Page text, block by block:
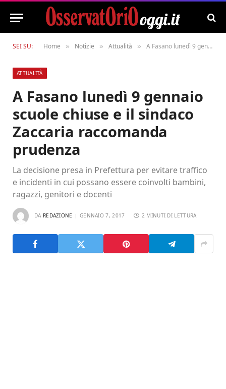
SEI SU: Home » Notizie » Attualità » A Fasano lunedì 9 gennaio scuole chiuse e il sindaco Zaccaria raccomanda prudenza
ATTUALITÀ
A Fasano lunedì 9 gennaio
scuole chiuse e il sindaco
Zaccaria raccomanda
prudenza
La decisione presa in Prefettura per evitare traffico
e incidenti in cui possano essere coinvolti bambini,
ragazzi, genitori e docenti
DA REDAZIONE GENNAIO 7, 2017 2 MINUTI DI LETTURA